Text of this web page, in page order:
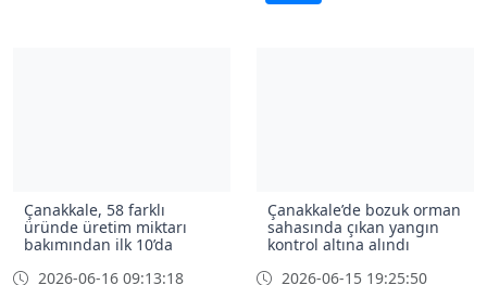
Çanakkale, 58 farklı
üründe üretim miktarı
bakımından ilk 10’da
2026-06-16 09:13:18
Çanakkale’de bozuk orman
sahasında çıkan yangın
kontrol altına alındı
2026-06-15 19:25:50